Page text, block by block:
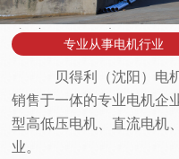
专注网络推广
专业从事电机行业
贝得利（沈阳）电
销售于一体的专业电机企
型高低压电机、直流电机
业。